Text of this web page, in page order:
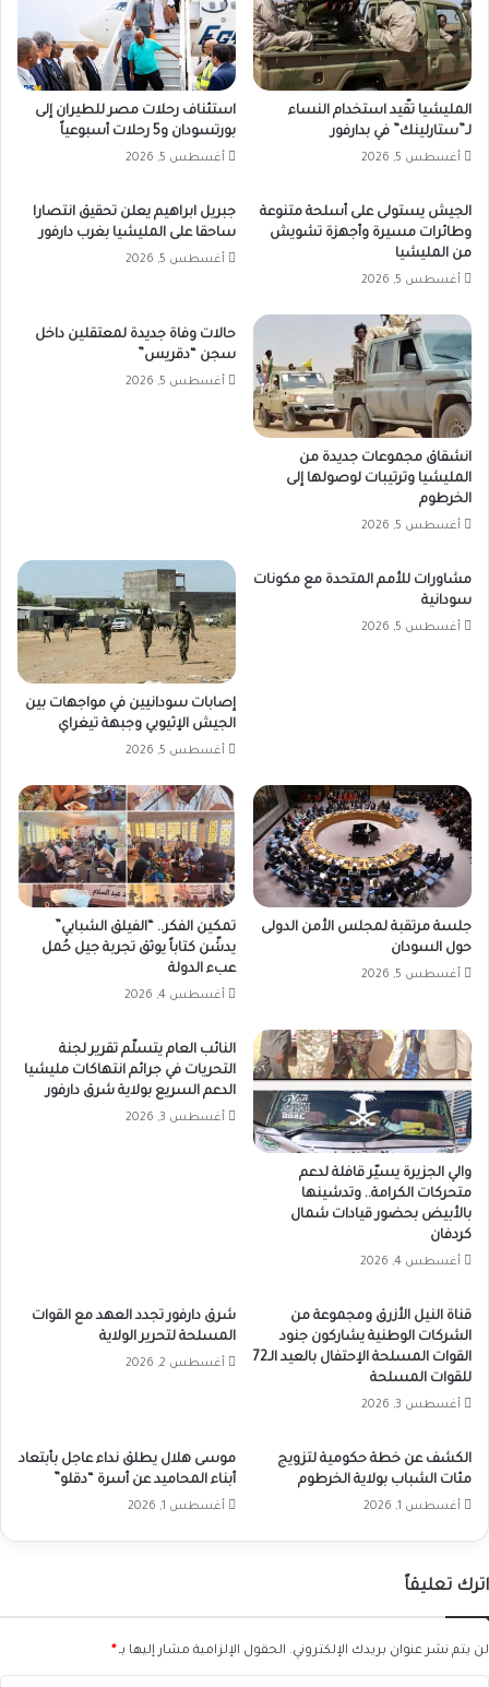
المليشيا تقّيد استخدام النساء
لـ”ستارلينك” في بدارفور
أغسطس 5, 2026
استئناف رحلات مصر للطيران إلى
بورتسودان و5 رحلات أسبوعياً
أغسطس 5, 2026
الجيش يستولى على أسلحة متنوعة
وطائرات مسيرة وأجهزة تشويش
من المليشيا
أغسطس 5, 2026
جبريل ابراهيم يعلن تحقيق انتصارا
ساحقا على المليشيا بغرب دارفور
أغسطس 5, 2026
انشقاق مجموعات جديدة من
المليشيا وترتيبات لوصولها إلى
الخرطوم
أغسطس 5, 2026
حالات وفاة جديدة لمعتقلين داخل
سجن “دقريس”
أغسطس 5, 2026
مشاورات للأمم المتحدة مع مكونات
سودانية
أغسطس 5, 2026
إصابات سودانيين في مواجهات بين
الجيش الإثيوبي وجبهة تيغراي
أغسطس 5, 2026
جلسة مرتقبة لمجلس الأمن الدولى
حول السودان
أغسطس 5, 2026
تمكين الفكر.. “الفيلق الشبابي”
يدشّن كتاباً يوثق تجربة جيل حُمل
عبء الدولة
أغسطس 4, 2026
والي الجزيرة يسيّر قافلة لدعم
متحركات الكرامة.. وتدشينها
بالأبيض بحضور قيادات شمال
كردفان
أغسطس 4, 2026
النائب العام يتسلّم تقرير لجنة
التحريات في جرائم انتهاكات مليشيا
الدعم السريع بولاية شرق دارفور
أغسطس 3, 2026
قناة النيل الأزرق ومجموعة من
الشركات الوطنية يشاركون جنود
القوات المسلحة الإحتفال بالعيد الـ72
للقوات المسلحة
أغسطس 3, 2026
شرق دارفور تجدد العهد مع القوات
المسلحة لتحرير الولاية
أغسطس 2, 2026
الكشف عن خطة حكومية لتزويج
مئات الشباب بولاية الخرطوم
أغسطس 1, 2026
موسى هلال يطلق نداء عاجل بأبتعاد
أبناء المحاميد عن أسرة “دقلو”
أغسطس 1, 2026
اترك تعليقاً
لن يتم نشر عنوان بريدك الإلكتروني. الحقول الإلزامية مشار إليها بـ *